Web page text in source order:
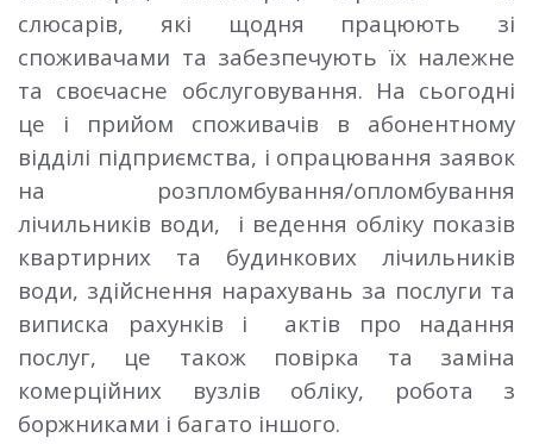
слюсарів, які щодня працюють зі
споживачами та забезпечують їх належне
та своєчасне обслуговування. На сьогодні
це і прийом споживачів в абонентному
відділі підприємства, і опрацювання заявок
на розпломбування/опломбування
лічильників води, і ведення обліку показів
квартирних та будинкових лічильників
води, здійснення нарахувань за послуги та
виписка рахунків і актів про надання
послуг, це також повірка та заміна
комерційних вузлів обліку, робота з
боржниками і багато іншого.